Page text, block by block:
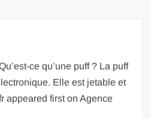
ce qu’une puff ? La puff
Elle est jetable et
appeared first on Agence